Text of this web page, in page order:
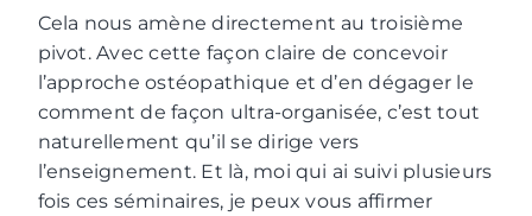
Cela nous amène directement au troisième
pivot. Avec cette façon claire de concevoir
l’approche ostéopathique et d’en dégager le
comment de façon ultra-organisée, c’est tout
naturellement qu’il se dirige vers
l’enseignement. Et là, moi qui ai suivi plusieurs
fois ces séminaires, je peux vous affirmer